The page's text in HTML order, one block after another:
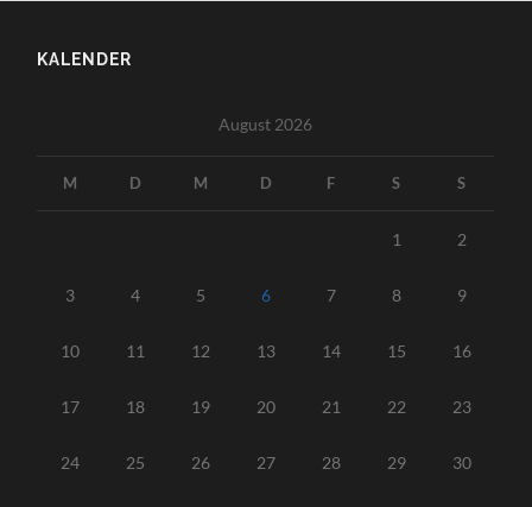
KALENDER
August 2026
M D M D F S S
1 2
3 4 5 6 7 8 9
10 11 12 13 14 15 16
17 18 19 20 21 22 23
24 25 26 27 28 29 30